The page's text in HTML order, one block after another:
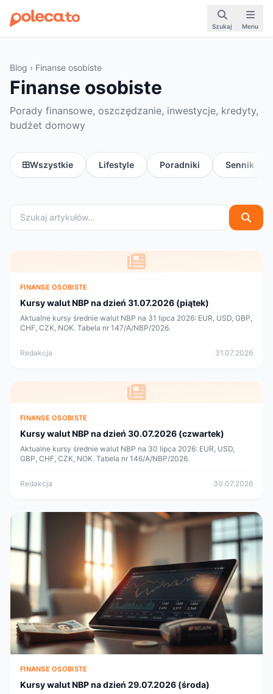
Szukaj Menu
Blog › Finanse osobiste
Finanse osobiste
Porady finansowe, oszczędzanie, inwestycje, kredyty,
budżet domowy
Wszystkie Lifestyle Poradniki Sennik
FINANSE OSOBISTE
Kursy walut NBP na dzień 31.07.2026 (piątek)
Aktualne kursy średnie walut NBP na 31 lipca 2026: EUR, USD, GBP,
CHF, CZK, NOK. Tabela nr 147/A/NBP/2026.
Redakcja 31.07.2026
FINANSE OSOBISTE
Kursy walut NBP na dzień 30.07.2026 (czwartek)
Aktualne kursy średnie walut NBP na 30 lipca 2026: EUR, USD,
GBP, CHF, CZK, NOK. Tabela nr 146/A/NBP/2026.
Redakcja 30.07.2026
FINANSE OSOBISTE
Kursy walut NBP na dzień 29.07.2026 (środa)